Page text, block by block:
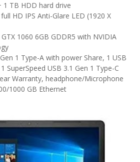
1 TB HDD hard drive
HD IPS Anti-Glare LED (1920 X
1060 6GB GDDR5 with NVIDIA
1 Type-A with power Share, 1 USB
SuperSpeed USB 3.1 Gen 1 Type-C
Warranty, headphone/Microphone
1000 GB Ethernet